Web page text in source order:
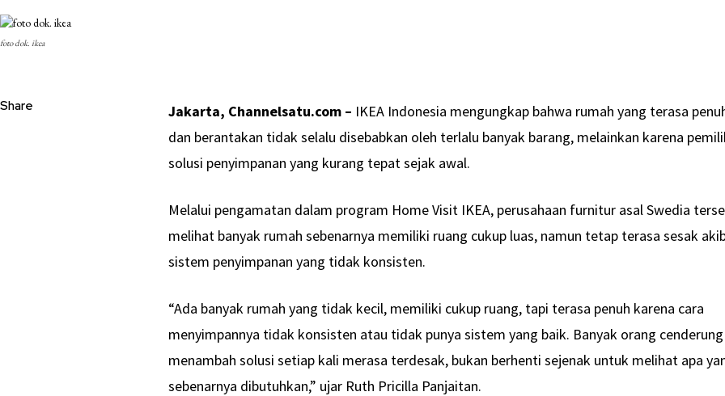
foto dok. ikea
Share Jakarta, Channelsatu.com – IKEA Indonesia mengungkap bahwa rumah yang terasa
dan berantakan tidak selalu disebabkan oleh terlalu banyak barang, melainkan karena
solusi penyimpanan yang kurang tepat sejak awal.
Melalui pengamatan dalam program Home Visit IKEA, perusahaan furnitur asal Swedia
melihat banyak rumah sebenarnya memiliki ruang cukup luas, namun tetap terasa sesak
sistem penyimpanan yang tidak konsisten.
“Ada banyak rumah yang tidak kecil, memiliki cukup ruang, tapi terasa penuh karena cara
menyimpannya tidak konsisten atau tidak punya sistem yang baik. Banyak orang cenderung
menambah solusi setiap kali merasa terdesak, bukan berhenti sejenak untuk melihat apa
sebenarnya dibutuhkan,” ujar Ruth Pricilla Panjaitan.